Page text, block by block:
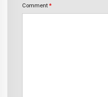
Comment *